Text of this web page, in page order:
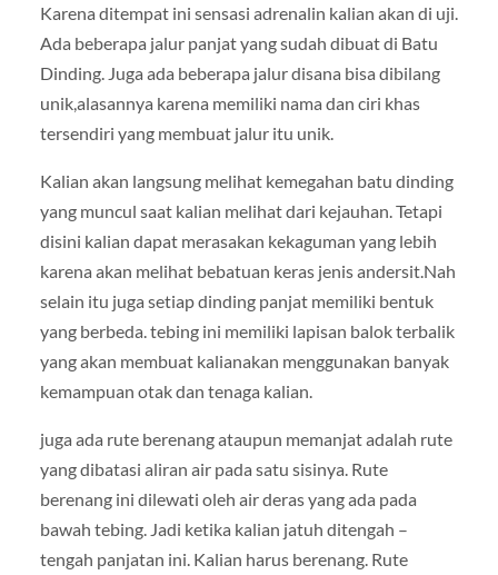
Karena ditempat ini sensasi adrenalin kalian akan di uji.
Ada beberapa jalur panjat yang sudah dibuat di Batu
Dinding. Juga ada beberapa jalur disana bisa dibilang
unik,alasannya karena memiliki nama dan ciri khas
tersendiri yang membuat jalur itu unik.
Kalian akan langsung melihat kemegahan batu dinding
yang muncul saat kalian melihat dari kejauhan. Tetapi
disini kalian dapat merasakan kekaguman yang lebih
karena akan melihat bebatuan keras jenis andersit.Nah
selain itu juga setiap dinding panjat memiliki bentuk
yang berbeda. tebing ini memiliki lapisan balok terbalik
yang akan membuat kalianakan menggunakan banyak
kemampuan otak dan tenaga kalian.
juga ada rute berenang ataupun memanjat adalah rute
yang dibatasi aliran air pada satu sisinya. Rute
berenang ini dilewati oleh air deras yang ada pada
bawah tebing. Jadi ketika kalian jatuh ditengah –
tengah panjatan ini. Kalian harus berenang. Rute